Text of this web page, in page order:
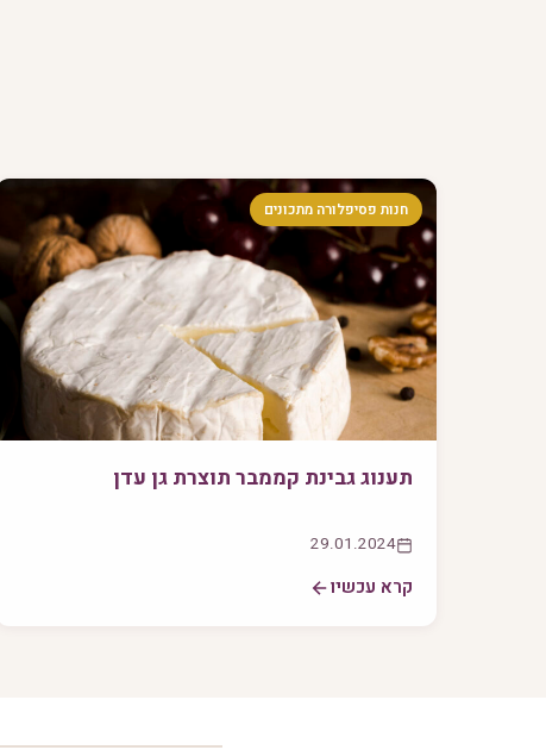
חנות פסיפלורה מתכונים
תענוג גבינת קממבר תוצרת גן עדן
29.01.2024
קרא עכשיו